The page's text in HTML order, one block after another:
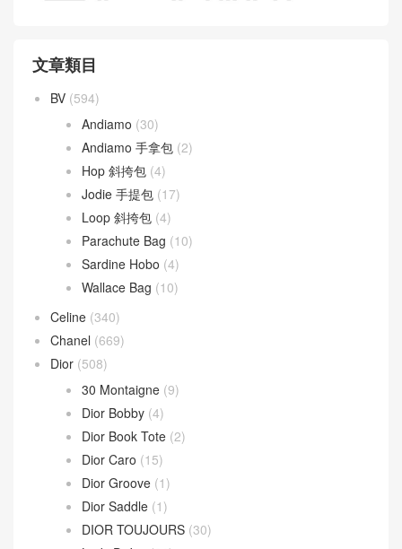
文章類目
(594)
Andiamo(30)
Andiamo 手拿包
Hop 斜挎包
Jodie 手提包
Loop 斜挎包(4)
Parachute Bag
Sardine Hobo(4)
Wallace Bag (10)
Celine(340)
Chanel(669)
Dior
(508)